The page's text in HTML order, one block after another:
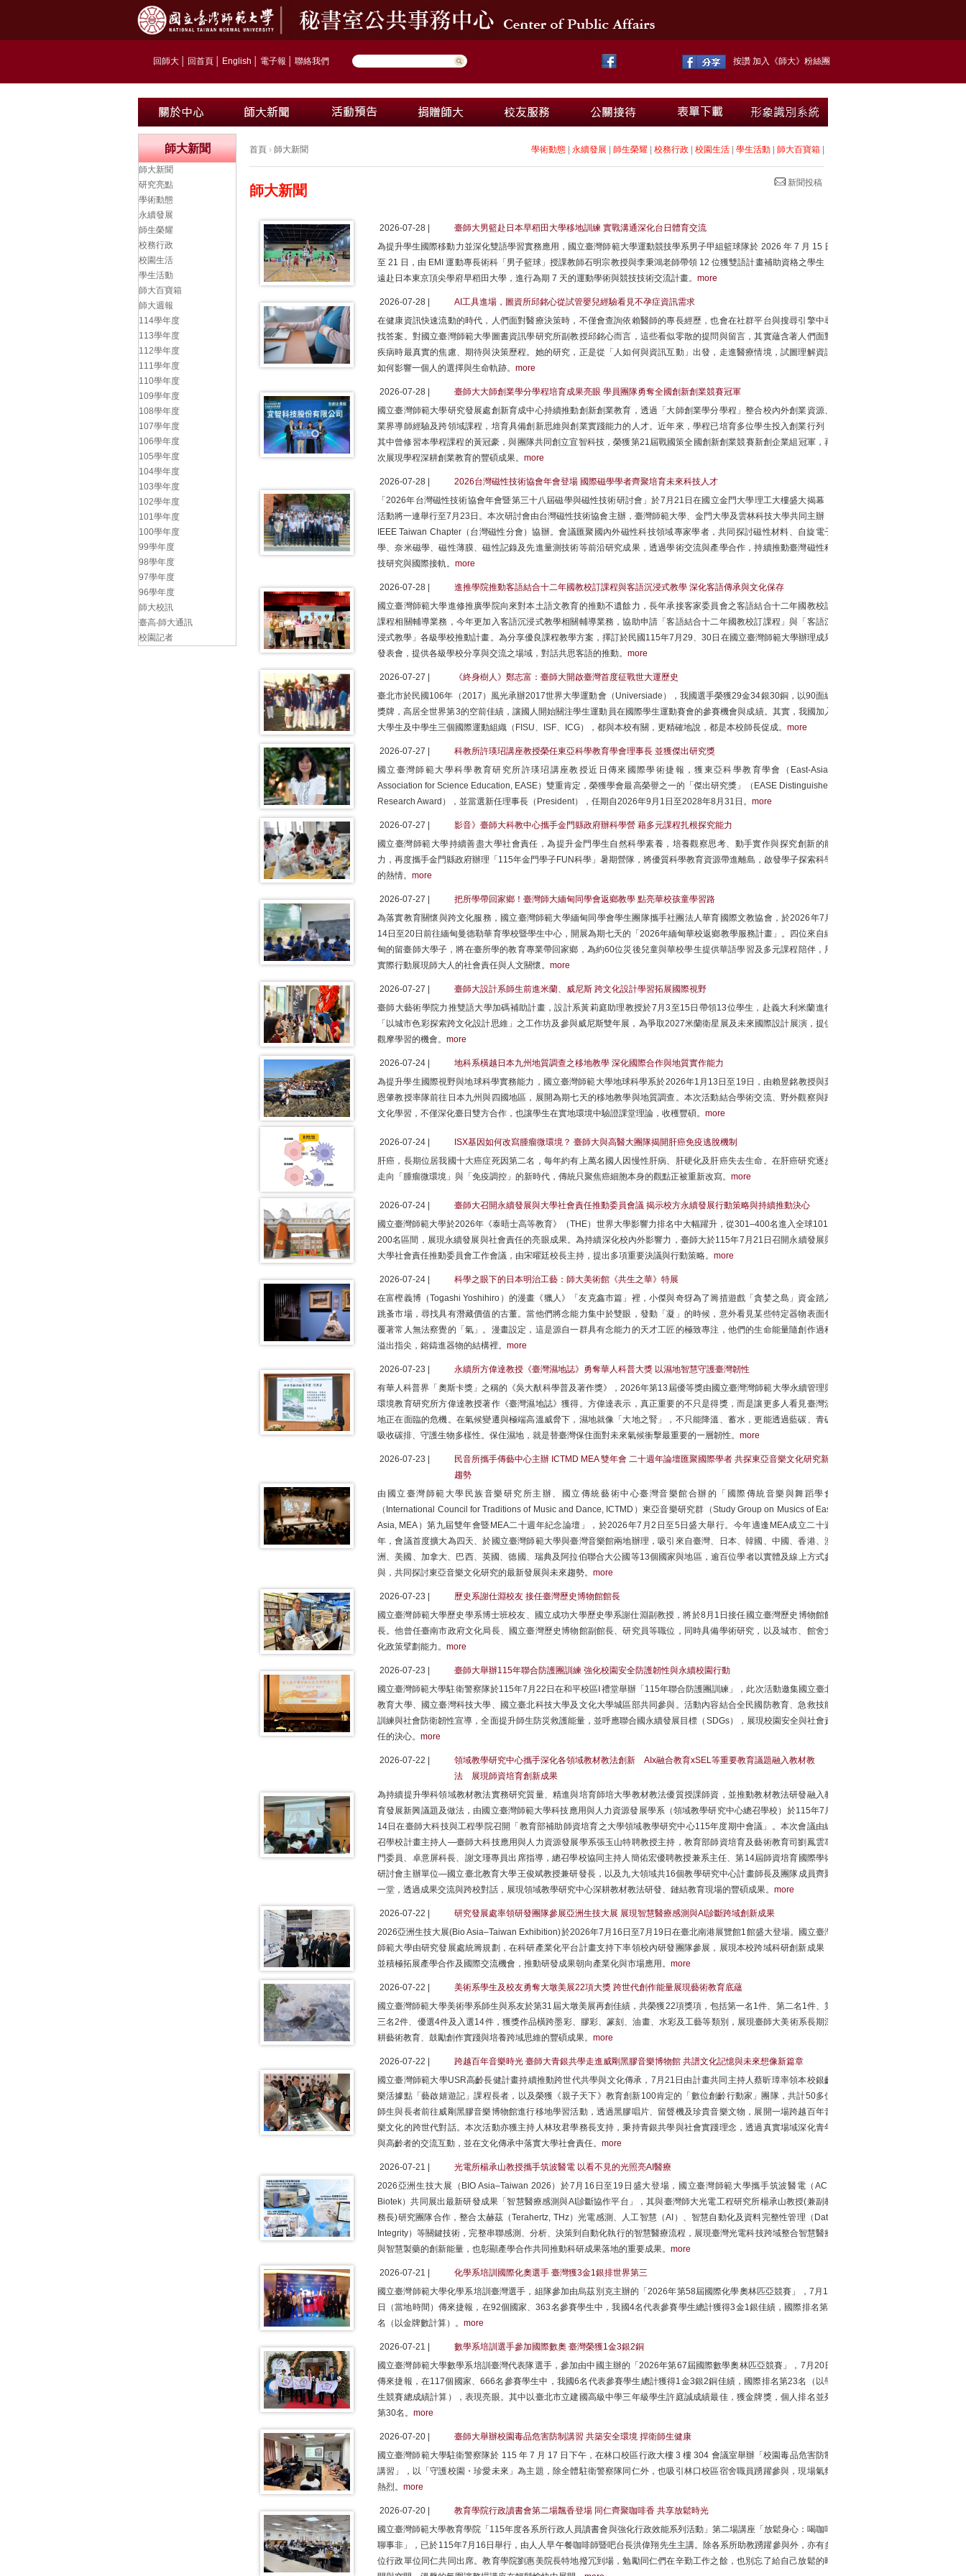
回師大 回首頁 English 電子報 聯絡我們 按讚 加入《師大》粉絲團
首頁 › 師大新聞 學術動態 永續發展 師生榮耀 校務行政 校園生活 學生活動 師大百寶箱
新聞投稿
師大新聞
2026-07-28 |
臺師大男籃赴日本早稻田大學移地訓練 實戰溝通深化台日體育交流
為提升學生國際移動力並深化雙語學習實務應用，國立臺灣師範大學運動競技學系男子甲組籃球隊於 2026 年 7 月 15 日
至 21 日，由 EMI 運動專長術科「男子籃球」授課教師石明宗教授與李秉鴻老師帶領 12 位獲雙語計畫補助資格之學生，
遠赴日本東京頂尖學府早稻田大學，進行為期 7 天的運動學術與競技技術交流計畫。 more
2026-07-28 |
AI工具進場，圖資所邱銘心從試管嬰兒經驗看見不孕症資訊需求
在健康資訊快速流動的時代，人們面對醫療決策時，不僅會查詢依賴醫師的專長經歷，也會在社群平台與搜尋引擎中尋
找答案。對國立臺灣師範大學圖書資訊學研究所副教授邱銘心而言，這些看似零散的提問與留言，其實蘊含著人們面對
疾病時最真實的焦慮、期待與決策歷程。她的研究，正是從「人如何與資訊互動」出發，走進醫療情境，試圖理解資訊
如何影響一個人的選擇與生命軌跡。 more
2026-07-28 |
臺師大大師創業學分學程培育成果亮眼 學員團隊勇奪全國創新創業競賽冠軍
國立臺灣師範大學研究發展處創新育成中心持續推動創新創業教育，透過「大師創業學分學程」整合校內外創業資源、
業界導師經驗及跨領域課程，培育具備創新思維與創業實踐能力的人才。近年來，學程已培育多位學生投入創業行列，
其中曾修習本學程課程的黃冠豪，與團隊共同創立宜智科技，榮獲第21屆戰國策全國創新創業競賽新創企業組冠軍，再
次展現學程深耕創業教育的豐碩成果。 more
2026-07-28 |
2026台灣磁性技術協會年會登場 國際磁學學者齊聚培育未來科技人才
「2026年台灣磁性技術協會年會暨第三十八屆磁學與磁性技術研討會」於7月21日在國立金門大學理工大樓盛大揭幕，
活動將一連舉行至7月23日。本次研討會由台灣磁性技術協會主辦，臺灣師範大學、金門大學及雲林科技大學共同主辦，
IEEE Taiwan Chapter（台灣磁性分會）協辦。會議匯聚國內外磁性科技領域專家學者，共同探討磁性材料、自旋電子
學、奈米磁學、磁性薄膜、磁性記錄及先進量測技術等前沿研究成果，透過學術交流與產學合作，持續推動臺灣磁性科
技研究與國際接軌。 more
2026-07-28 |
進推學院推動客語結合十二年國教校訂課程與客語沉浸式教學 深化客語傳承與文化保存
國立臺灣師範大學進修推廣學院向來對本土語文教育的推動不遺餘力，長年承接客家委員會之客語結合十二年國教校訂
課程相關輔導業務，今年更加入客語沉浸式教學相關輔導業務，協助申請「客語結合十二年國教校訂課程」與「客語沉
浸式教學」各級學校推動計畫。為分享優良課程教學方案，擇訂於民國115年7月29、30日在國立臺灣師範大學辦理成果
發表會，提供各級學校分享與交流之場域，對話共思客語的推動。 more
2026-07-27 |
《終身樹人》鄭志富：臺師大開啟臺灣首度征戰世大運歷史
臺北市於民國106年（2017）風光承辦2017世界大學運動會（Universiade），我國選手榮獲29金34銀30銅，以90面總
獎牌，高居全世界第3的空前佳績，讓國人開始關注學生運動員在國際學生運動賽會的參賽機會與成績。其實，我國加入
大學生及中學生三個國際運動組織（FISU、ISF、ICG），都與本校有關，更精確地說，都是本校師長促成。 more
2026-07-27 |
科教所許瑛玿講座教授榮任東亞科學教育學會理事長 並獲傑出研究獎
國立臺灣師範大學科學教育研究所許瑛玿講座教授近日傳來國際學術捷報，獲東亞科學教育學會（East-Asian
Association for Science Education, EASE）雙重肯定，榮獲學會最高榮譽之一的「傑出研究獎」（EASE Distinguished
Research Award），並當選新任理事長（President），任期自2026年9月1日至2028年8月31日。 more
2026-07-27 |
影音》臺師大科教中心攜手金門縣政府辦科學營 藉多元課程扎根探究能力
國立臺灣師範大學持續善盡大學社會責任，為提升金門學生自然科學素養，培養觀察思考、動手實作與探究創新的能
力，再度攜手金門縣政府辦理「115年金門學子FUN科學」暑期營隊，將優質科學教育資源帶進離島，啟發學子探索科學
的熱情。 more
2026-07-27 |
把所學帶回家鄉！臺灣師大緬甸同學會返鄉教學 點亮華校孩童學習路
為落實教育關懷與跨文化服務，國立臺灣師範大學緬甸同學會學生團隊攜手社團法人華育國際文教協會，於2026年7月
14日至20日前往緬甸曼德勒華育學校暨學生中心，開展為期七天的「2026年緬甸華校返鄉教學服務計畫」。四位來自緬
甸的留臺師大學子，將在臺所學的教育專業帶回家鄉，為約60位災後兒童與華校學生提供華語學習及多元課程陪伴，用
實際行動展現師大人的社會責任與人文關懷。 more
2026-07-27 |
臺師大設計系師生前進米蘭、威尼斯 跨文化設計學習拓展國際視野
臺師大藝術學院力推雙語大學加碼補助計畫，設計系黃莉庭助理教授於7月3至15日帶領13位學生，赴義大利米蘭進行
「以城市色彩探索跨文化設計思維」之工作坊及參與威尼斯雙年展，為爭取2027米蘭衛星展及未來國際設計展演，提供
觀摩學習的機會。 more
2026-07-24 |
地科系橫越日本九州地質調查之移地教學 深化國際合作與地質實作能力
為提升學生國際視野與地球科學實務能力，國立臺灣師範大學地球科學系於2026年1月13日至19日，由賴昱銘教授與葉
恩肇教授率隊前往日本九州與四國地區，展開為期七天的移地教學與地質調查。本次活動結合學術交流、野外觀察與跨
文化學習，不僅深化臺日雙方合作，也讓學生在實地環境中驗證課堂理論，收穫豐碩。 more
2026-07-24 |
ISX基因如何改寫腫瘤微環境？ 臺師大與高醫大團隊揭開肝癌免疫逃脫機制
肝癌，長期位居我國十大癌症死因第二名，每年約有上萬名國人因慢性肝病、肝硬化及肝癌失去生命。在肝癌研究逐步
走向「腫瘤微環境」與「免疫調控」的新時代，傳統只聚焦癌細胞本身的觀點正被重新改寫。 more
2026-07-24 |
臺師大召開永續發展與大學社會責任推動委員會議 揭示校方永續發展行動策略與持續推動決心
國立臺灣師範大學於2026年《泰晤士高等教育》（THE）世界大學影響力排名中大幅躍升，從301–400名進入全球101–
200名區間，展現永續發展與社會責任的亮眼成果。為持續深化校內外影響力，臺師大於115年7月21日召開永續發展與
大學社會責任推動委員會工作會議，由宋曜廷校長主持，提出多項重要決議與行動策略。 more
2026-07-24 |
科學之眼下的日本明治工藝：師大美術館《共生之華》特展
在富樫義博（Togashi Yoshihiro）的漫畫《獵人》「友克鑫市篇」裡，小傑與奇犽為了籌措遊戲「貪婪之島」資金踏入
跳蚤市場，尋找具有潛藏價值的古董。當他們將念能力集中於雙眼，發動「凝」的時候，意外看見某些特定器物表面包
覆著常人無法察覺的「氣」。漫畫設定，這是源自一群具有念能力的天才工匠的極致專注，他們的生命能量隨創作過程
溢出指尖，鎔鑄進器物的結構裡。 more
2026-07-23 |
永續所方偉達教授《臺灣濕地誌》勇奪華人科普大獎 以濕地智慧守護臺灣韌性
有華人科普界「奧斯卡獎」之稱的《吳大猷科學普及著作獎》，2026年第13屆優等獎由國立臺灣灣師範大學永續管理與
環境教育研究所方偉達教授著作《臺灣濕地誌》獲得。方偉達表示，真正重要的不只是得獎，而是讓更多人看見臺灣濕
地正在面臨的危機。在氣候變遷與極端高溫威脅下，濕地就像「大地之腎」，不只能降溫、蓄水，更能透過藍碳、青碳
吸收碳排、守護生物多樣性。保住濕地，就是替臺灣保住面對未來氣候衝擊最重要的一層韌性。 more
2026-07-23 |
民音所攜手傳藝中心主辦 ICTMD MEA 雙年會 二十週年論壇匯聚國際學者 共探東亞音樂文化研究新
趨勢
由國立臺灣師範大學民族音樂研究所主辦、國立傳統藝術中心臺灣音樂館合辦的「國際傳統音樂與舞蹈學會
（International Council for Traditions of Music and Dance, ICTMD）東亞音樂研究群（Study Group on Musics of East
Asia, MEA）第九屆雙年會暨MEA二十週年紀念論壇」，於2026年7月2日至5日盛大舉行。今年適逢MEA成立二十週
年，會議首度擴大為四天、於國立臺灣師範大學與臺灣音樂館兩地辦理，吸引來自臺灣、日本、韓國、中國、香港、澳
洲、美國、加拿大、巴西、英國、德國、瑞典及阿拉伯聯合大公國等13個國家與地區，逾百位學者以實體及線上方式參
與，共同探討東亞音樂文化研究的最新發展與未來趨勢。 more
2026-07-23 |
歷史系謝仕淵校友 接任臺灣歷史博物館館長
國立臺灣師範大學歷史學系博士班校友、國立成功大學歷史學系謝仕淵副教授，將於8月1日接任國立臺灣歷史博物館館
長。他曾任臺南市政府文化局長、國立臺灣歷史博物館副館長、研究員等職位，同時具備學術研究，以及城市、館舍文
化政策擘劃能力。 more
2026-07-23 |
臺師大舉辦115年聯合防護團訓練 強化校園安全防護韌性與永續校園行動
國立臺灣師範大學駐衛警察隊於115年7月22日在和平校區Ⅰ禮堂舉辦「115年聯合防護團訓練」，此次活動邀集國立臺北
教育大學、國立臺灣科技大學、國立臺北科技大學及文化大學城區部共同參與。活動內容結合全民國防教育、急救技能
訓練與社會防衛韌性宣導，全面提升師生防災救護能量，並呼應聯合國永續發展目標（SDGs），展現校園安全與社會責
任的決心。 more
2026-07-22 |
領域教學研究中心攜手深化各領域教材教法創新 AIx融合教育xSEL等重要教育議題融入教材教
法 展現師資培育創新成果
為持續提升學科領域教材教法實務研究質量、精進與培育師培大學教材教法優質授課師資，並推動教材教法研發融入教
育發展新興議題及做法，由國立臺灣師範大學科技應用與人力資源發展學系（領域教學研究中心總召學校）於115年7月
14日在臺師大科技與工程學院召開「教育部補助師資培育之大學領域教學研究中心115年度期中會議」。本次會議由總
召學校計畫主持人—臺師大科技應用與人力資源發展學系張玉山特聘教授主持，教育部師資培育及藝術教育司劉鳳雲專
門委員、卓意屏科長、謝文瑾專員出席指導，總召學校協同主持人簡佑宏優聘教授兼系主任、第14屆師資培育國際學術
研討會主辦單位—國立臺北教育大學王俊斌教授兼研發長，以及九大領域共16個教學研究中心計畫師長及團隊成員齊聚
一堂，透過成果交流與跨校對話，展現領域教學研究中心深耕教材教法研發、鏈結教育現場的豐碩成果。 more
2026-07-22 |
研究發展處率領研發團隊參展亞洲生技大展 展現智慧醫療感測與AI診斷跨域創新成果
2026亞洲生技大展(Bio Asia–Taiwan Exhibition)於2026年7月16日至7月19日在臺北南港展覽館1館盛大登場。國立臺灣
師範大學由研究發展處統籌規劃，在科研產業化平台計畫支持下率領校內研發團隊參展，展現本校跨域科研創新成果，
並積極拓展產學合作及國際交流機會，推動研發成果朝向產業化與市場應用。 more
2026-07-22 |
美術系學生及校友勇奪大墩美展22項大獎 跨世代創作能量展現藝術教育底蘊
國立臺灣師範大學美術學系師生與系友於第31屆大墩美展再創佳績，共榮獲22項獎項，包括第一名1件、第二名1件、第
三名2件、優選4件及入選14件，獲獎作品橫跨墨彩、膠彩、篆刻、油畫、水彩及工藝等類別，展現臺師大美術系長期深
耕藝術教育、鼓勵創作實踐與培養跨域思維的豐碩成果。 more
2026-07-22 |
跨越百年音樂時光 臺師大青銀共學走進威剛黑膠音樂博物館 共譜文化記憶與未來想像新篇章
國立臺灣師範大學USR高齡長健計畫持續推動跨世代共學與文化傳承，7月21日由計畫共同主持人蔡昕璋率領本校銀齡
樂活據點「藝啟嬉遊記」課程長者，以及榮獲《親子天下》教育創新100肯定的「數位創齡行動家」團隊，共計50多位
師生與長者前往威剛黑膠音樂博物館進行移地學習活動，透過黑膠唱片、留聲機及珍貴音樂文物，展開一場跨越百年音
樂文化的跨世代對話。本次活動亦獲主持人林玫君學務長支持，秉持青銀共學與社會實踐理念，透過真實場域深化青年
與高齡者的交流互動，並在文化傳承中落實大學社會責任。 more
2026-07-21 |
光電所楊承山教授攜手筑波醫電 以看不見的光照亮AI醫療
2026亞洲生技大展（BIO Asia–Taiwan 2026）於7月16日至19日盛大登場，國立臺灣師範大學攜手筑波醫電（ACE
Biotek）共同展出最新研發成果「智慧醫療感測與AI診斷協作平台」，其與臺灣師大光電工程研究所楊承山教授(兼副教
務長)研究團隊合作，整合太赫茲（Terahertz, THz）光電感測、人工智慧（AI）、智慧自動化及資料完整性管理（Data
Integrity）等關鍵技術，完整串聯感測、分析、決策到自動化執行的智慧醫療流程，展現臺灣光電科技跨域整合智慧醫療
與智慧製藥的創新能量，也彰顯產學合作共同推動科研成果落地的重要成果。 more
2026-07-21 |
化學系培訓國際化奧選手 臺灣獲3金1銀排世界第三
國立臺灣師範大學化學系培訓臺灣選手，組隊參加由烏茲別克主辦的「2026年第58屆國際化學奧林匹亞競賽」，7月18
日（當地時間）傳來捷報，在92個國家、363名參賽學生中，我國4名代表參賽學生總計獲得3金1銀佳績，國際排名第3
名（以金牌數計算）。 more
2026-07-21 |
數學系培訓選手參加國際數奧 臺灣榮獲1金3銀2銅
國立臺灣師範大學數學系培訓臺灣代表隊選手，參加由中國主辦的「2026年第67屆國際數學奧林匹亞競賽」，7月20日
傳來捷報，在117個國家、666名參賽學生中，我國6名代表參賽學生總計獲得1金3銀2銅佳績，國際排名第23名（以學
生競賽總成績計算），表現亮眼。其中以臺北市立建國高級中學三年級學生許庭誠成績最佳，獲金牌獎，個人排名並列
第30名。 more
2026-07-20 |
臺師大舉辦校園毒品危害防制講習 共築安全環境 捍衛師生健康
國立臺灣師範大學駐衛警察隊於 115 年 7 月 17 日下午，在林口校區行政大樓 3 樓 304 會議室舉辦「校園毒品危害防制
講習」，以「守護校園・珍愛未來」為主題，除全體駐衛警察隊同仁外，也吸引林口校區宿舍職員踴躍參與，現場氣氛
熱烈。 more
2026-07-20 |
教育學院行政讀書會第二場飄香登場 同仁齊聚咖啡香 共享放鬆時光
國立臺灣師範大學教育學院「115年度各系所行政人員讀書會與強化行政效能系列活動」第二場講座「放鬆身心：喝咖啡
聊事非」，已於115年7月16日舉行，由人人早午餐咖啡師暨吧台長洪偉翔先生主講。除各系所助教踴躍參與外，亦有多
位行政單位同仁共同出席。教育學院劉惠美院長特地撥冗到場，勉勵同仁們在辛勤工作之餘，也別忘了給自己放鬆的時
師大新聞
師大新聞
研究亮點
學術動態
永續發展
師生榮耀
校務行政
校園生活
學生活動
師大百寶箱
師大週報
114學年度
113學年度
112學年度
111學年度
110學年度
109學年度
108學年度
107學年度
106學年度
105學年度
104學年度
103學年度
102學年度
101學年度
100學年度
99學年度
98學年度
97學年度
96學年度
師大校訊
臺高‧師大通訊
校園記者